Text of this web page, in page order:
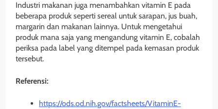
Industri makanan juga menambahkan vitamin E pada
beberapa produk seperti sereal untuk sarapan, jus buah,
margarin dan makanan lainnya. Untuk mengetahui
produk mana saja yang mengandung vitamin E, cobalah
periksa pada label yang ditempel pada kemasan produk
tersebut.
Referensi:
https://ods.od.nih.gov/factsheets/VitaminE-